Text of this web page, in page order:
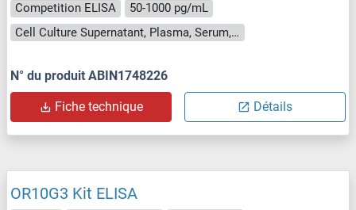
Competition ELISA
50-1000 pg/mL
Cell Culture Supernatant, Plasma, Serum, Tissue Homogenate
N° du produit ABIN1748226
Fiche technique Détails
OR10G3 Kit ELISA